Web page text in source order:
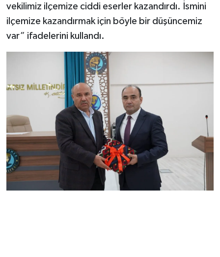
vekilimiz ilçemize ciddi eserler kazandırdı. İsmini
ilçemize kazandırmak için böyle bir düşüncemiz
var” ifadelerini kullandı.